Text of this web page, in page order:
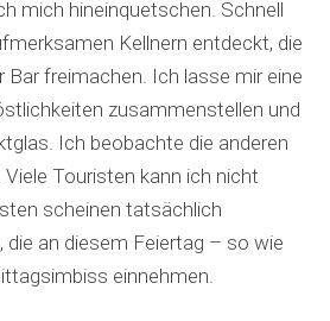
mich hineinquetschen. Schnell
Kellnern entdeckt, die
Bar freimachen. Ich lasse mir eine
zusammenstellen und
Ich beobachte die anderen
Touristen kann ich nicht
scheinen tatsächlich
die an diesem Feiertag – so wie
einnehmen.